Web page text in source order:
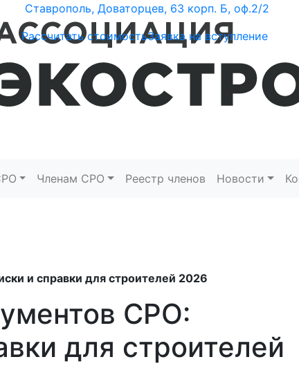
Ставрополь, Доваторцев, 63 корп. Б, оф.2/2
Рассчитать стоимостьЗаявка на вступление
Членам СРО Реестр членов Новости
и справки для строителей 2026
СРО:
для строителей